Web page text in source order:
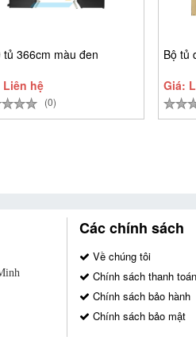
tủ 366cm màu đen
Liên hệ
(0)
Bộ tủ
Giá:
Các chính sách
Về chúng tôi
Chính sách thanh toán
Chính sách bảo hành
Chính sách bảo mật